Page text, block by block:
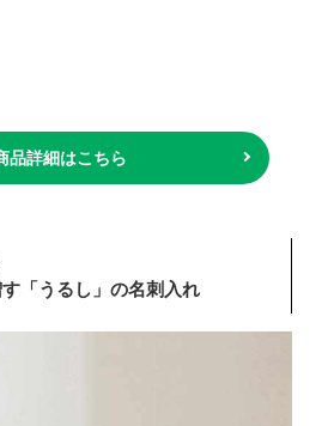
品詳細はこちら
「うるし」の名刺入れ